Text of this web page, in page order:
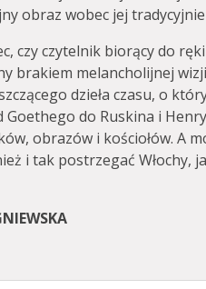
obraz wobec jej
czy czytelnik biorący do
brakiem melancholijnej
dzieła czasu, o
do Ruskina i
obrazów i kościołów. A
i tak postrzegać Włochy,